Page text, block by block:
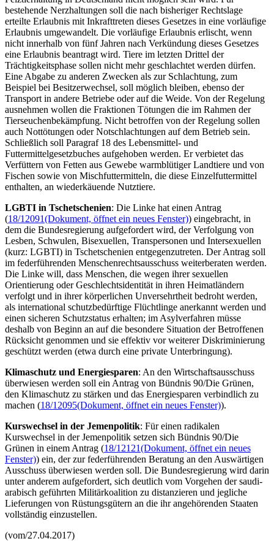
bestehende Nerzhaltungen soll die nach bisheriger Rechtslage
erteilte Erlaubnis mit Inkrafttreten dieses Gesetzes in eine vorläufige
Erlaubnis umgewandelt. Die vorläufige Erlaubnis erlischt, wenn
nicht innerhalb von fünf Jahren nach Verkündung dieses Gesetzes
eine Erlaubnis beantragt wird. Tiere im letzten Drittel der
Trächtigkeitsphase sollen nicht mehr geschlachtet werden dürfen.
Eine Abgabe zu anderen Zwecken als zur Schlachtung, zum
Beispiel bei Besitzerwechsel, soll möglich bleiben, ebenso der
Transport in andere Betriebe oder auf die Weide. Von der Regelung
ausnehmen wollen die Fraktionen Tötungen die im Rahmen der
Tierseuchenbekämpfung. Nicht betroffen von der Regelung sollen
auch Nottötungen oder Notschlachtungen auf dem Betrieb sein.
Schließlich soll Paragraf 18 des Lebensmittel- und
Futtermittelgesetzbuches aufgehoben werden. Er verbietet das
Verfüttern von Fetten aus Gewebe warmblütiger Landtiere und von
Fischen sowie von Mischfuttermitteln, die diese Einzelfuttermittel
enthalten, an wiederkäuende Nutztiere.
LGBTI in Tschetschenien: Die Linke hat einen Antrag
(18/12091(Dokument, öffnet ein neues Fenster)) eingebracht, in
dem die Bundesregierung aufgefordert wird, der Verfolgung von
Lesben, Schwulen, Bisexuellen, Transpersonen und Intersexuellen
(kurz: LGBTI) in Tschetschenien entgegenzutreten. Der Antrag soll
im federführenden Menschenrechtsausschuss weiterberaten werden.
Die Linke will, dass Menschen, die wegen ihrer sexuellen
Orientierung oder Geschlechtsidentität in ihren Heimatländern
verfolgt und in ihrer körperlichen Unversehrtheit bedroht werden,
als international schutzbedürftige Flüchtlinge anerkannt werden und
einen sicheren Schutzstatus erhalten; im Asylverfahren müsse
deshalb von Beginn an auf die besondere Situation der Betroffenen
Rücksicht genommen und sie effektiv vor weiterer Diskriminierung
geschützt werden (etwa durch eine private Unterbringung).
Klimaschutz und Energiesparen: An den Wirtschaftsausschuss
überwiesen werden soll ein Antrag von Bündnis 90/Die Grünen,
den Klimaschutz zu stärken und das Energiesparen verbindlich zu
machen (18/12095(Dokument, öffnet ein neues Fenster)).
Kurswechsel in der Jemenpolitik: Für einen radikalen
Kurswechsel in der Jemenpolitik setzen sich Bündnis 90/Die
Grünen in einem Antrag (18/12121(Dokument, öffnet ein neues
Fenster)) ein, der zur federführenden Beratung an den Auswärtigen
Ausschuss überwiesen werden soll. Die Bundesregierung wird darin
unter anderem aufgefordert, sich deutlich vom Vorgehen der saudi-
arabisch geführten Militärkoalition zu distanzieren und jegliche
Lieferungen von Rüstungsgütern an die ihr angehörenden Staaten
vollständig einzustellen.
(vom/27.04.2017)